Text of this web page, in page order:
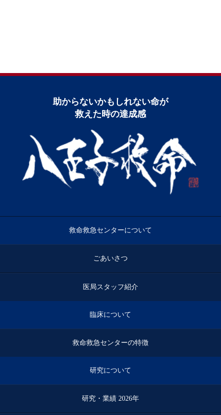
助からないかもしれない命が
救えた時の達成感
救命救急センターについて
ごあいさつ
医局スタッフ紹介
臨床について
救命救急センターの特徴
研究について
研究・業績 2026年